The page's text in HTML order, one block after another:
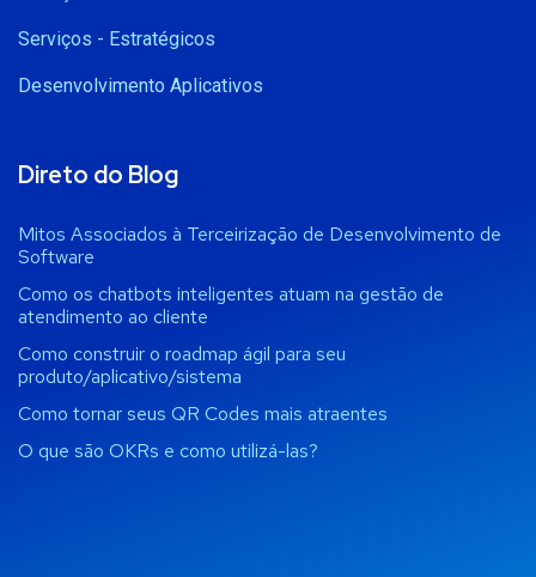
Serviços - Estratégicos
Desenvolvimento Aplicativos
Direto do Blog
Mitos Associados à Terceirização de Desenvolvimento de
Software
Como os chatbots inteligentes atuam na gestão de
atendimento ao cliente
Como construir o roadmap ágil para seu
produto/aplicativo/sistema
Como tornar seus QR Codes mais atraentes
O que são OKRs e como utilizá-las?